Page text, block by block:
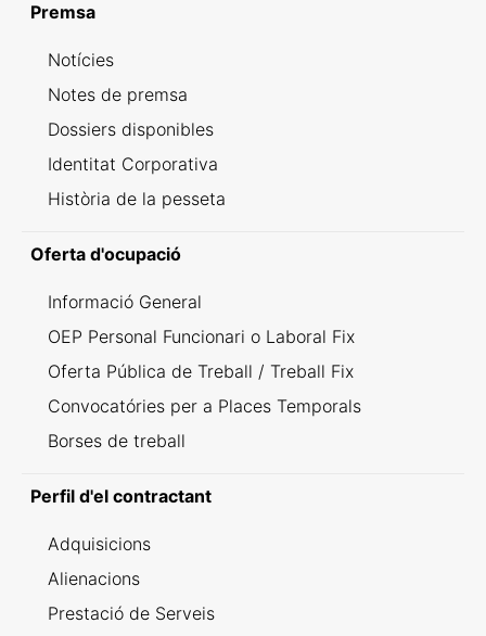
Premsa
Notícies
Notes de premsa
Dossiers disponibles
Identitat Corporativa
Història de la pesseta
Oferta d'ocupació
Informació General
OEP Personal Funcionari o Laboral Fix
Oferta Pública de Treball / Treball Fix
Convocatóries per a Places Temporals
Borses de treball
Perfil d'el contractant
Adquisicions
Alienacions
Prestació de Serveis